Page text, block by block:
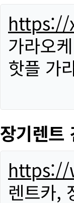
https://
가라오
핫플 가
장기렌트
렌트카,